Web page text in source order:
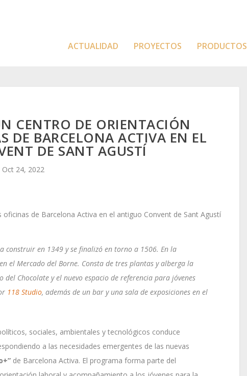
ACTUALIDAD PROYECTOS PRODUCTOS
CENTRO DE ORIENTACIÓN
DE BARCELONA ACTIVA EN EL
DE SANT AGUSTÍ
Oct 24, 2022
construir en 1349 y se finalizó en torno a 1506. En la
el Mercado del Borne. Consta de tres plantas y alberga la
del Chocolate y el nuevo espacio de referencia para jóvenes
118 Studio, además de un bar y una sala de exposiciones en el
sociales, ambientales y tecnológicos conduce
a las necesidades emergentes de las nuevas
de Barcelona Activa. El programa forma parte del